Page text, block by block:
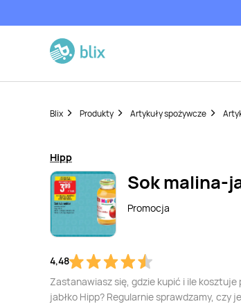
Blix Produkty Artykuły spożywcze
Hipp
Sok malina-
Promocja
4,48
Zastanawiasz się, gdzie kupić i ile kosztuje
jabłko Hipp? Regularnie sprawdzamy, czy